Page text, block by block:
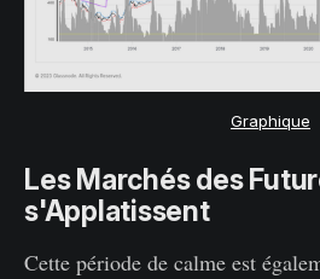
Graphique
Les Marchés des
s'Applatissent
Cette période de calme est